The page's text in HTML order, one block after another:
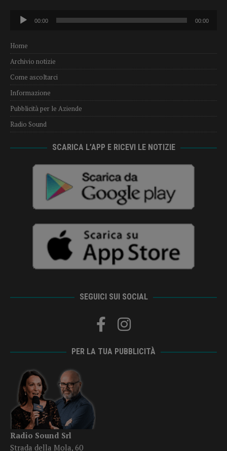
Audio
Player
00:00 00:00
Home
Archivio notizie
Come ascoltarci
Informazione
Pubblicità per le Aziende
Radio Sound
SCARICA L’APP E RICEVI LE NOTIZIE
SEGUICI SUI SOCIAL
PER LA TUA PUBBLICITÀ
Radio Sound Srl
Strada della Mola, 60